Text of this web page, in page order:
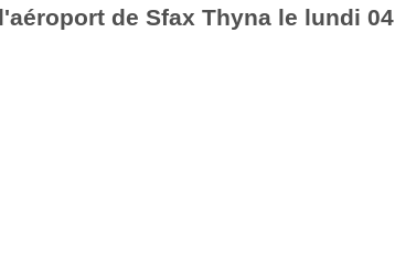
de Sfax Thyna le lundi 04